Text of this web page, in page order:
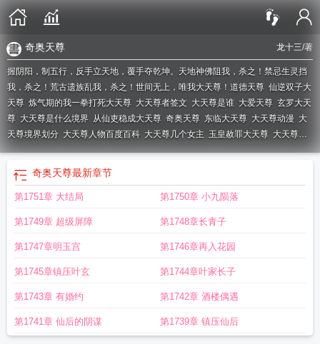
龙十三/著
奇奥天尊
握阴阳，制五行，反手立天地，覆手夺乾坤。天地神佛阻我，杀之！禁忌生灵挡
我，杀之！荒古遗族乱我，杀之！世间无上，唯我大天尊！ 道德天尊 仙逆双子大
天尊 炼气期的我一拳打死大天尊 大天尊者签文 大天尊是谁 大爱天尊 玄罗大天
尊 大天尊是什么境界 从仙吏稳成大天尊 奇奥天尊 东临大天尊 大天尊动漫 大
天尊境界划分 大天尊人物百度百科 大天尊几个女主 玉皇赦罪大天尊 大天尊女
主角有几个双子大天尊大天尊修炼等级大天尊是玉帝吗大天尊是什么意思
魂殿大天尊 大天尊龙十三
元维度虚海
天尊全文免费阅读目录
大天尊和木先生大天尊王卡免流应用有什
大天尊
大天尊免费阅读 吾为元始大天尊 大天尊什么实力
帆大天尊者解签大天尊简介 玉皇大天尊大天尊者198解签
别大天尊极巅星辰变三大天尊 西行纪三大天尊仙逆里9位大天尊实力排行
天尊实力大天尊龙十三百度百科 大天尊尘与土道教三大天尊
TXT九大天尊斗破苍穹大天尊之阳 大天尊女主是谁大天尊归来
尊仙逆东临大天尊道家三大天尊魂族大天尊仙逆大天尊大天尊楚天青大天
奇奥天尊最新章节
第1751章 大结局 第1750章 小九陨落
第1749章 超级屏障 第1748章长青子
第1747章明玉宫 第1746章再入花园
第1745章镇压叶玄 第1744章叶家长子
第1743章 有婚约 第1742章 酒楼偶遇
第1741章 仙后的阴谋 第1739章 镇压仙后